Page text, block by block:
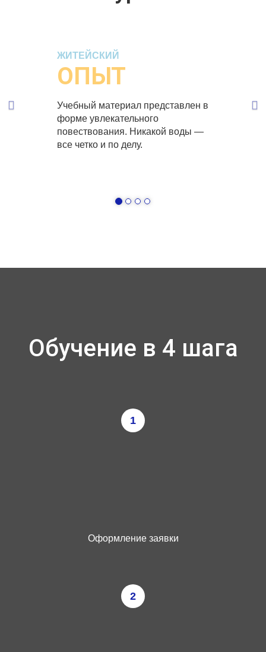
ЖИТЕЙСКИЙ
ОПЫТ
Учебный материал представлен в
форме увлекательного
повествования. Никакой воды —
все четко и по делу.
Обучение в 4 шага
1
Оформление заявки
2